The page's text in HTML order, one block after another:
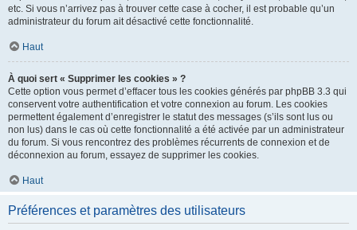
etc. Si vous n’arrivez pas à trouver cette case à cocher, il est probable qu’un
administrateur du forum ait désactivé cette fonctionnalité.
Haut
À quoi sert « Supprimer les cookies » ?
Cette option vous permet d’effacer tous les cookies générés par phpBB 3.3 qui
conservent votre authentification et votre connexion au forum. Les cookies
permettent également d’enregistrer le statut des messages (s’ils sont lus ou
non lus) dans le cas où cette fonctionnalité a été activée par un administrateur
du forum. Si vous rencontrez des problèmes récurrents de connexion et de
déconnexion au forum, essayez de supprimer les cookies.
Haut
Préférences et paramètres des utilisateurs